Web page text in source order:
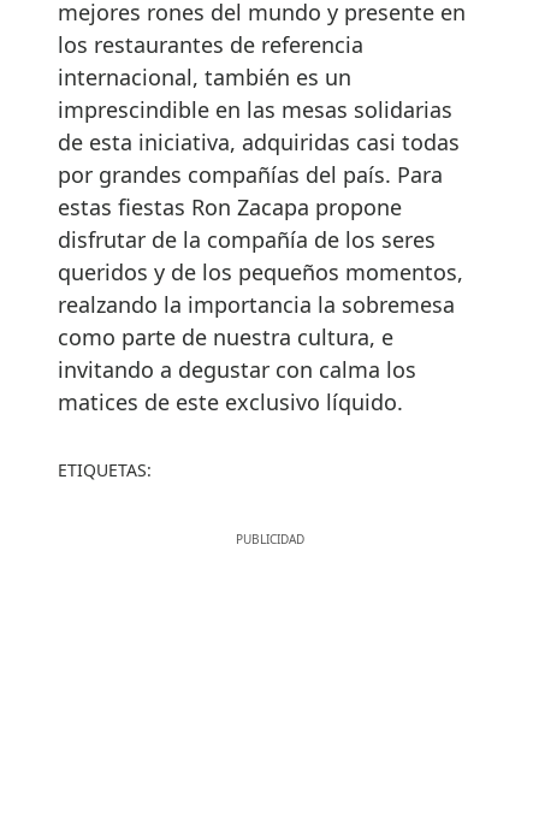
mejores rones del mundo y presente en
los restaurantes de referencia
internacional, también es un
imprescindible en las mesas solidarias
de esta iniciativa, adquiridas casi todas
por grandes compañías del país. Para
estas fiestas Ron Zacapa propone
disfrutar de la compañía de los seres
queridos y de los pequeños momentos,
realzando la importancia la sobremesa
como parte de nuestra cultura, e
invitando a degustar con calma los
matices de este exclusivo líquido.
ETIQUETAS: